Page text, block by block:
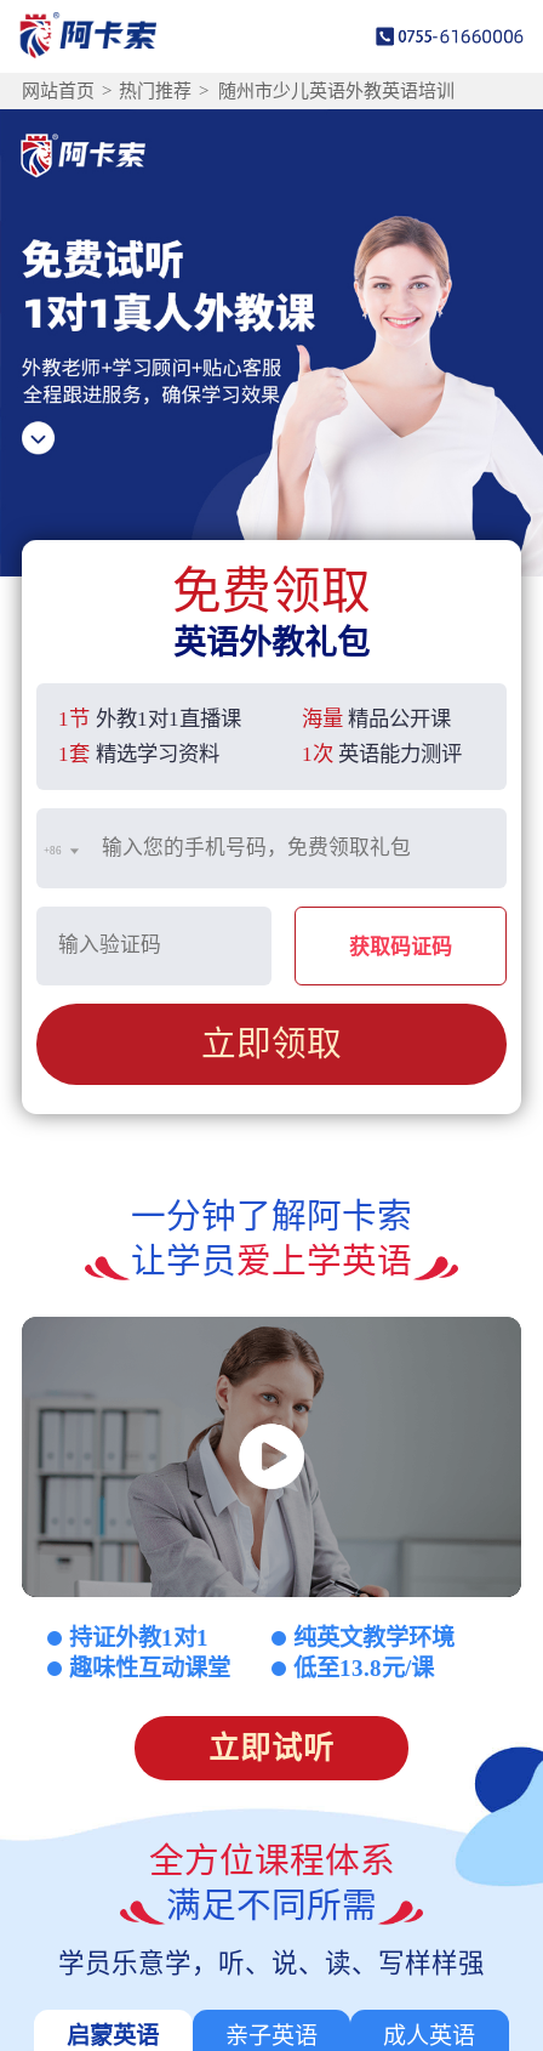
网站首页 > 热门推荐 > 随州市少儿英语外教英语培训
免费领取
英语外教礼包
1节 外教1对1直播课 海量 精品公开课
1套 精选学习资料 1次 英语能力测评
+86
获取码证码
立即领取
一分钟了解阿卡索
让学员爱上学英语
持证外教1对1
纯英文教学环境
趣味性互动课堂
低至13.8元/课
立即试听
全方位课程体系
满足不同所需
学员乐意学，听、说、读、写样样强
启蒙英语 亲子英语 成人英语